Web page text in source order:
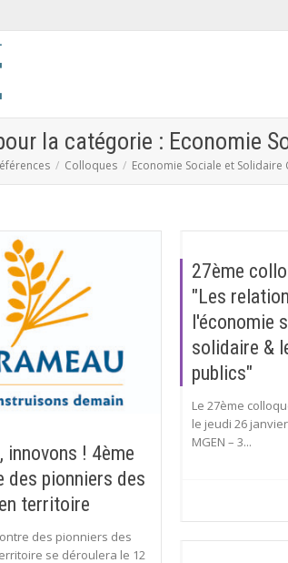
la catégorie : Economie
Colloques Economie Sociale et Solidaire
innovons ! 4ème
des pionniers des
territoire
des pionniers des
se déroulera le 12
27ème
"Les
l'économie
solidaire &
publics"
Le 27ème
le jeudi 26
MGEN – 3...